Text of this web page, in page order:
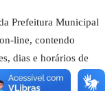
Prefeitura Municipal
line, contendo
dias e horários de